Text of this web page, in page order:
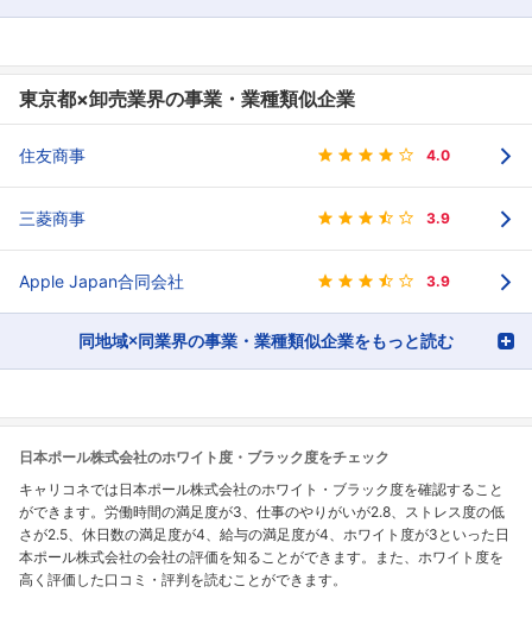
東京都×卸売業界の事業・業種類似企業
住友商事 4.0
三菱商事 3.9
Apple Japan合同会社 3.9
同地域×同業界の事業・業種類似企業をもっと読む
日本ポール株式会社のホワイト度・ブラック度をチェック
キャリコネでは日本ポール株式会社のホワイト・ブラック度を確認すること
ができます。労働時間の満足度が3、仕事のやりがいが2.8、ストレス度の低
さが2.5、休日数の満足度が4、給与の満足度が4、ホワイト度が3といった日
本ポール株式会社の会社の評価を知ることができます。また、ホワイト度を
高く評価した口コミ・評判を読むことができます。